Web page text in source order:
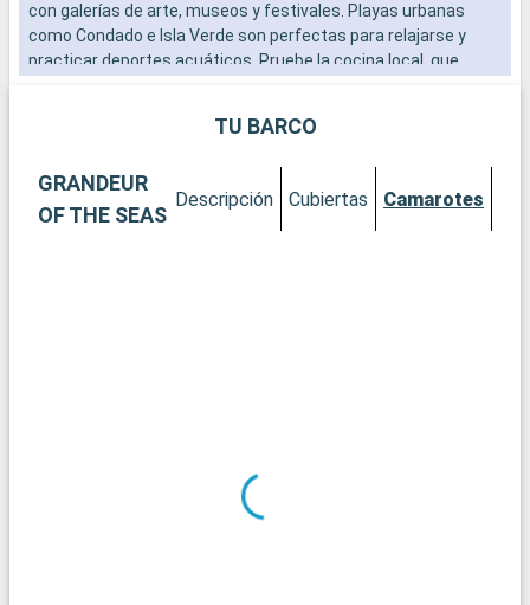
con galerías de arte, museos y festivales. Playas urbanas
como Condado e Isla Verde son perfectas para relajarse y
practicar deportes acuáticos. Pruebe la cocina local, que
TU BARCO
GRANDEUR
OF THE SEAS
Descripción Cubiertas Camarotes